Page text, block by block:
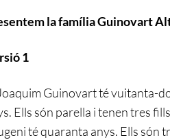
la família Guinovart
1
Guinovart té vuitanta-
Ells són parella i tenen tres
té quaranta anys. Ells són